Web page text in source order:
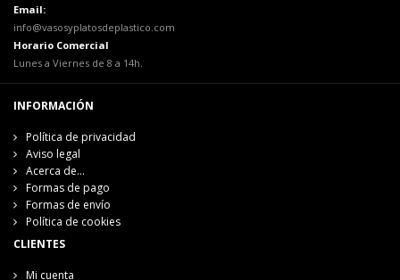
Email:
info@vasosyplatosdeplastico.com
Horario Comercial
Lunes a Viernes de 8 a 14h.
INFORMACIÓN
Política de privacidad
Aviso legal
Acerca de...
Formas de pago
Formas de envío
Política de cookies
CLIENTES
Mi cuenta